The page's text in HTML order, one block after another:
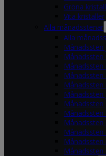
Gröna
Vita kristaller
Alla månadsstenar
Alla
Månadssten
Månadssten
Månadssten
Månadssten
Månadssten
Månadssten
Månadssten
Månadssten